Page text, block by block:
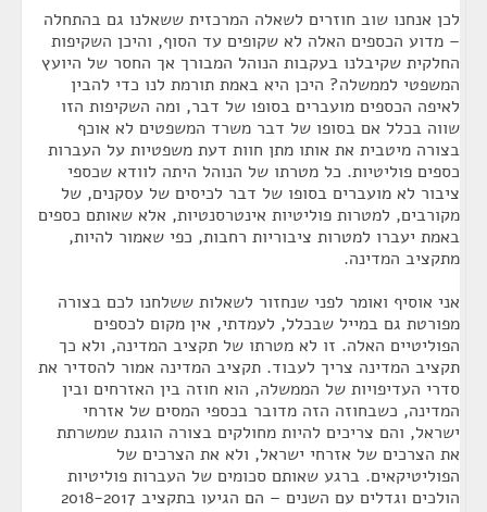
לכן אנחנו שוב חוזרים לשאלה המרכזית ששאלנו גם בהתחלה
– מדוע הכספים האלה לא שקופים עד הסוף, והיכן השקיפות
החלקית שקיבלנו בעקבות הנוהל המבורך אך החסר של היועץ
המשפטי לממשלה? היכן היא באמת תורמת לנו כדי להבין
לאיפה הכספים מועברים בסופו של דבר, ומה השקיפות הזו
שווה בכלל אם בסופו של דבר משרד המשפטים לא אוכף
בצורה מיטבית את אותו מתן חוות דעת משפטיות על העברות
כספים פוליטיות. כל מטרתו של הנוהל היתה לוודא שכספי
ציבור לא מועברים בסופו של דבר לכיסים של עסקנים, של
מקורבים, למטרות פוליטיות אינטרסנטיות, אלא שאותם כספים
באמת יעברו למטרות ציבוריות רחבות, כפי שאמור להיות,
מתקציב המדינה.
אני אוסיף ואומר לפני שנחזור לשאלות ששלחנו לכם בצורה
מפורטת גם במייל שבכלל, לעמדתי, אין מקום לכספים
הפוליטיים האלה. זו לא מטרתו של תקציב המדינה, ולא כך
תקציב המדינה צריך לעבוד. תקציב המדינה אמור להסדיר את
סדרי העדיפויות של הממשלה, הוא חוזה בין האזרחים ובין
המדינה, כשבחוזה הזה מדובר בכספי המסים של אזרחי
ישראל, והם צריכים להיות מחולקים בצורה הוגנת שמשרתת
את הצרכים של אזרחי ישראל, ולא את הצרכים של
הפוליטיקאים. ברגע שאותם סכומים של העברות פוליטיות
הולכים וגדלים עם השנים – הם הגיעו בתקציב 2018-2017